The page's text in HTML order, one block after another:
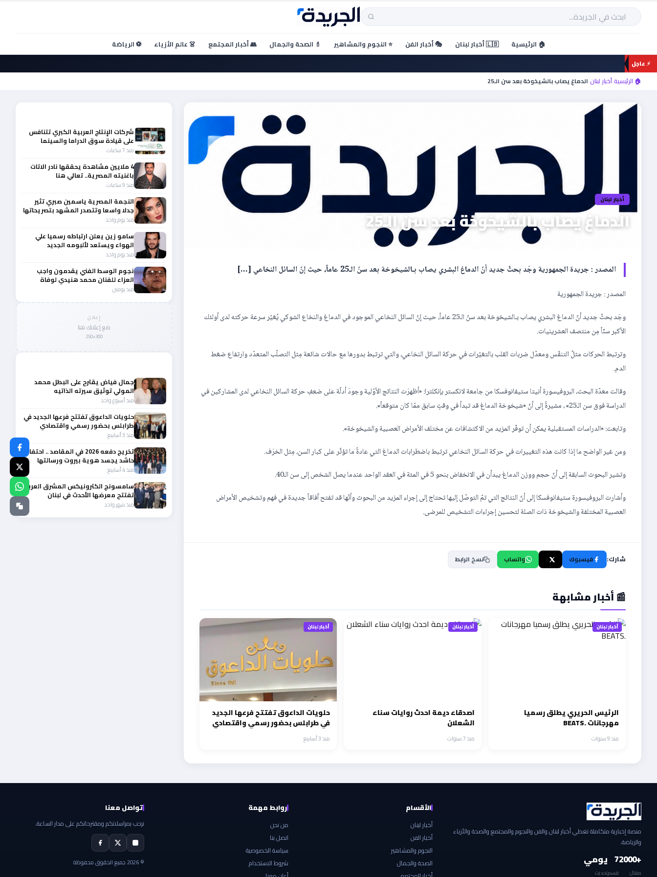
تخطي
المحتوى
بحث
🏠 الرئيسية 🇱🇧 أخبار لبنان 🎭 أخبار الفن ⭐ النجوم والمشاهير 💄 الصحة والجمال 👥 أخبار المجتمع 👗 عالم الأزياء ⚽ الرياضة
⚡ عاجل
🏠 الرئيسية›أخبار لبنان›الدماغ يصاب بالشيخوخة بعد سن الـ25
أخبار لبنان
الدماغ يصاب بالشيخوخة بعد سن الـ25
المصدر : جريدة الجمهورية وجَد بحثٌ جديد أنّ الدماغ البشري يصاب بـالشيخوخة بعد سنّ الـ25 عاماً، حيث إنّ السائل النخاعي […]
المصدر : جريدة الجمهورية
وجَد بحثٌ جديد أنّ الدماغ البشري يصاب بـالشيخوخة بعد سنّ الـ25 عاماً، حيث إنّ السائل النخاعي الموجود في الدماغ والنخاع الشوكي يُغيّر سرعة حركته لدى أولئك
الأكبر سنّاً مِن منتصف العشرينيات.
وترتبط الحركات مثلُ التنفّس ومعدّل ضربات القلب بالتغيّرات في حركة السائل النخاعي، والتي ترتبط بدورها مع حالات شائعة مِثل التصلّب المتعدّد وارتفاع ضغط
الدم.
وقالت معدّة البحث، البروفيسورة أنيتا ستيفانوفسكا من جامعة لانكستر بإنكلترا: «أظهرَت النتائج الأوّلية وجودَ أدلّة على ضعفِ حركة السائل النخاعي لدى المشاركين في
الدراسة فوق سن الـ25» ، مشيرةً إلى أنّ «شيخوخة الدماغ قد تبدأ في وقتٍ سابق ممّا كان متوقعاً».
وتابعت: «الدراسات المستقبلية يمكن أن توفّر المزيد من الاكتشافات عن مختلف الأمراض العصبية والشيخوخة».
ومن غير الواضح ما إذا كانت هذه التغييرات في حركة السائل النخاعي ترتبط باضطرابات الدماغ التي عادةً ما تؤثّر على كبار السن، مِثل الخرَف.
وتشير البحوث السابقة إلى أنّ حجم ووزن الدماغ يبدأن في الانخفاض بنحو 5 في المئة في العقد الواحد عندما يصل الشخص إلى سن الـ40.
وأشارت البروفيسورة ستيفانوفسكا إلى أنّ النتائج التي تمّ التوصّل إليها تحتاج إلى إجراء المزيد من البحوث وأنّها قد تفتح آفاقاً جديدة في فهم وتشخيص الأمراض
العصبية المختلفة والشيخوخة ذات الصلة لتحسين إجراءات التشخيص للمرضى.
شارك: فيسبوك واتساب نسخ الرابط
📰 أخبار مشابهة
أخبار لبنان
الرئيس الحريري يطلق رسميا
مهرجانات .BEATS
منذ 9 سنوات
أخبار لبنان
اصدقاء ديمة احدث روايات سناء
الشعلان
منذ 7 سنوات
أخبار لبنان
حلويات الداعوق تفتتح فرعها الجديد
في طرابلس بحضور رسمي واقتصادي
منذ 3 أسابيع
شركات الإنتاج العربية الكبري تتنافس
على قيادة سوق الدراما والسينما
والصباح في مقدمة المشهد الإقليمي
منذ 7 ساعات
4 ملايين مشاهدة يحققها نادر الاتات
باغنيته المصرية.. تعالي هنا
منذ 9 ساعات
النجمة المصرية ياسمين صبري تثير
جدلا واسعا وتتصدر المشهد بتصريحاتها
الأخيرة
منذ يوم واحد
سامو زين يعلن ارتباطه رسميا علي
الهواء ويستعد لألبومه الجديد
منذ يوم واحد
نجوم الوسط الفني يقدمون واجب
العزاء للفنان محمد هنيدي لوفاة
شقيقه الأكبر
منذ يومين
إعلان
ضع إعلانك هنا
300×250
جمال فياض يقترح على البطل محمد
المولي توثيق سيرته الذاتيه
والبودكاست قد يكون البداية
منذ أسبوع واحد
حلويات الداعوق تفتتح فرعها الجديد في
طرابلس بحضور رسمي واقتصادي
منذ 3 أسابيع
تخريج دفعه 2026 في المقاصد .. احتفال
حاشد يجسد هوية بيروت ورسالتها
الوطنية
منذ 4 أسابيع
سامسونج الكترونيكس المشرق العربي
تفتتح معرضها الأحدث في لبنان
منذ شهر واحد
منصة إخبارية متكاملة تغطي أخبار لبنان والفن والنجوم والمجتمع والصحة والأزياء
والرياضة.
+2000
مقال
7
قسم
يومي
تحديث
الأقسام
أخبار لبنان
أخبار الفن
النجوم والمشاهير
الصحة والجمال
روابط مهمة
من نحن
اتصل بنا
سياسة الخصوصية
شروط الاستخدام
تواصل معنا
نرحب بمراسلاتكم ومقترحاتكم على مدار الساعة.
© 2026 جميع الحقوق محفوظة